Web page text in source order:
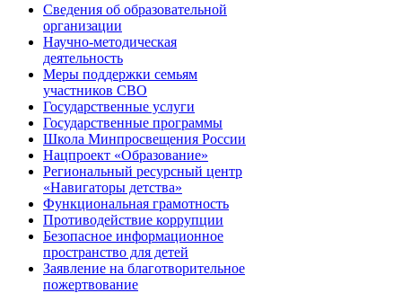
Сведения об образовательной
организации
Научно-методическая
деятельность
Меры поддержки семьям
участников СВО
Государственные услуги
Государственные программы
Школа Минпросвещения России
Нацпроект «Образование»
Региональный ресурсный центр
«Навигаторы детства»
Функциональная грамотность
Противодействие коррупции
Безопасное информационное
пространство для детей
Заявление на благотворительное
пожертвование